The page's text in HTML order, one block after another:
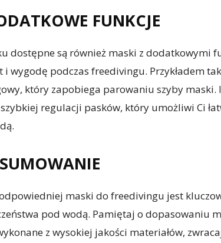
FUNKCJE
dostępne są również maski z dodatkowymi
i wygodę podczas freedivingu. Przykładem
który zapobiega parowaniu szyby maski.
regulacji pasków, który umożliwi Ci
maski do freedivingu jest
pod wodą. Pamiętaj o dopasowaniu
z wysokiej jakości materiałów,